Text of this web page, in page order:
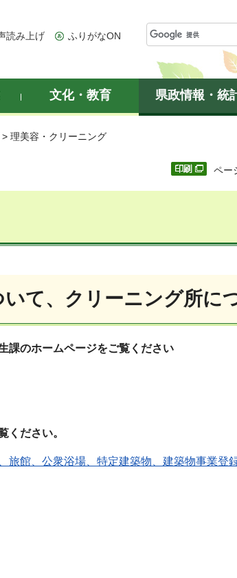
読み上げ ふりがなON
文化・教育 県政情報・統
> 理美容・クリーニング
ペー
て、クリーニング所に
課のホームページをご覧ください
ください。
旅館、公衆浴場、特定建築物、建築物事業登